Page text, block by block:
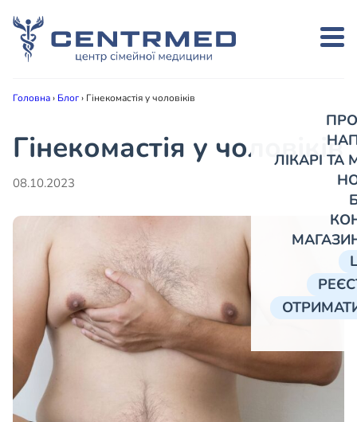
ЛІКАРІ
Головна› Блог› Гінекомастія у чоловіків
Гінекомастія у чоловіків
08.10.2023